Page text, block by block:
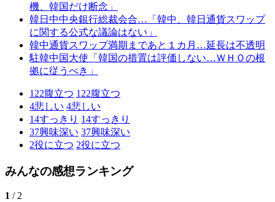
機、韓国だけ断念」
韓日中中央銀行総裁会合…「韓中、韓日通貨スワップ
に関する公式な議論はない」
韓中通貨スワップ満期まであと１カ月…延長は不透明
駐韓中国大使「韓国の措置は評価しない…ＷＨＯの根
拠に従うべき」
122腹立つ 122腹立つ
4悲しい 4悲しい
14すっきり 14すっきり
37興味深い 37興味深い
2役に立つ 2役に立つ
みんなの感想ランキング
1 / 2